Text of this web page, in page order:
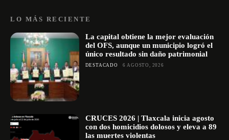
LO MÁS RECIENTE
La capital obtiene la mejor evaluación
del OFS, aunque un municipio logró el
único resultado sin daño patrimonial
DESTACADO 6 AGOSTO, 2026
CRUCES 2026 | Tlaxcala inicia agosto
con dos homicidios dolosos y eleva a 89
las muertes violentas